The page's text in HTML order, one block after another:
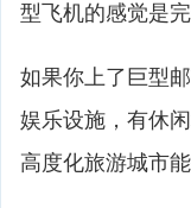
型飞机的感觉是完
如果你上了巨型
娱乐设施，有休
高度化旅游城市